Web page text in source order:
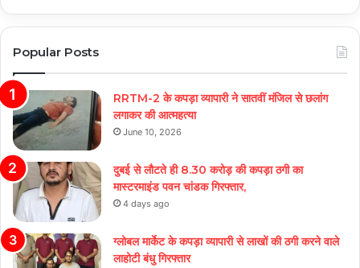
Popular Posts
RRTM-2 के कपड़ा व्यापारी ने सातवीं मंजिल से छलांग
लगाकर की आत्महत्या
June 10, 2026
दुबई से लौटते ही 8.30 करोड़ की कपड़ा ठगी का
मास्टरमाइंड पवन चांडक गिरफ्तार,
4 days ago
ग्लोबल मार्केट के कपड़ा व्यापारी से लाखों की ठगी करने वाले
लाहोटी बंधु गिरफ्तार